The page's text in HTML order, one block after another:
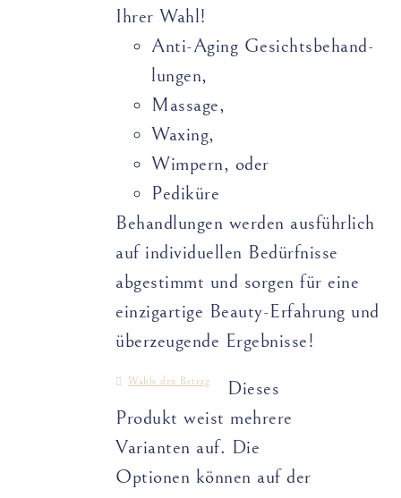
Ihrer Wahl!
Anti-Aging Gesichts­­­­behand­­
lungen,
Massage,
Waxing,
Wimpern, oder
Pediküre
Behandlungen werden ausführlich
auf individuellen Bedürfnisse
abgestimmt und sorgen für eine
einzigartige Beauty-Erfahrung und
überzeugende Ergebnisse!
Wähle den Betrag
Dieses
Produkt weist mehrere
Varianten auf. Die
Optionen können auf der